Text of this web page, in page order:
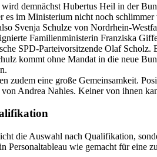
demnächst Hubertus Heil in der
es im Ministerium nicht noch
Svenja Schulze von Nordrhein-
Familienministerin Franziska
SPD-Parteivorsitzende Olaf
kommt ohne Mandat in die neue
zudem eine große Gemeinsamkeit.
Andrea Nahles. Keiner von ihnen
die Auswahl nach Qualifikation,
Personaltableau wie gemacht für eine